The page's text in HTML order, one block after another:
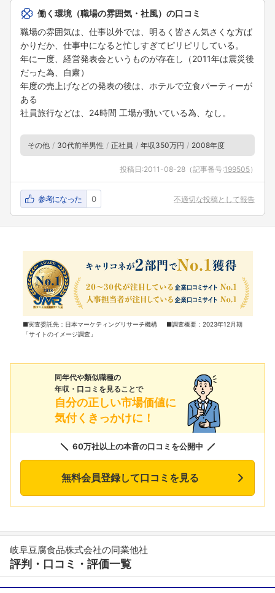
働く環境（職場の雰囲気・社風）の口コミ
職場の雰囲気は、仕事以外では、明るく皆さん気さくな方ば
かりだか、仕事中になると忙しすぎてピリピリしている。
年に一度、経営発表会というものが存在し（2011年は震災後
だった為、自粛）
年度の売上げなどの発表の後は、ホテルで立食パーティーが
ある
社員旅行などは、24時間 工場が動いている為、なし。
その他 30代前半男性 正社員 年収350万円 2008年度
投稿日:2011-08-28 （記事番号:199505）
参考になった 0 不適切な投稿として報告
■実査委託先：日本マーケティングリサーチ機構 ■調査概要：2023年12月期
「サイトのイメージ調査」
同年代や類似職種の
年収・口コミを見ることで
自分の正しい市場価値に
気付くきっかけに！
60万社以上の本音の口コミを公開中
無料会員登録して口コミを見る
岐阜豆腐食品株式会社の同業他社
評判・口コミ・評価一覧